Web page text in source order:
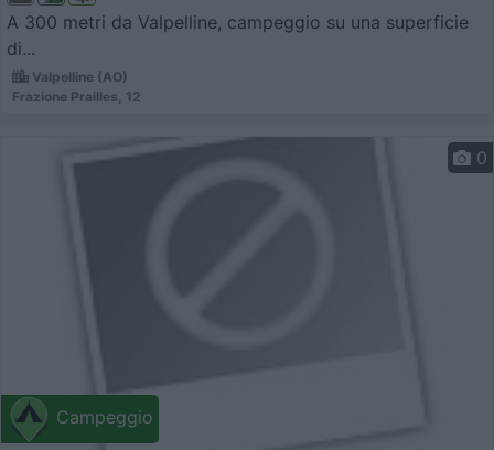
A 300 metri da Valpelline, campeggio su una superficie
di...
Valpelline (AO)
Frazione Prailles, 12
Campeggio
0